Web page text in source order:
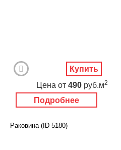
Подробнее
Цена от 490 руб.м2
Купить
Раковина (ID 5180)